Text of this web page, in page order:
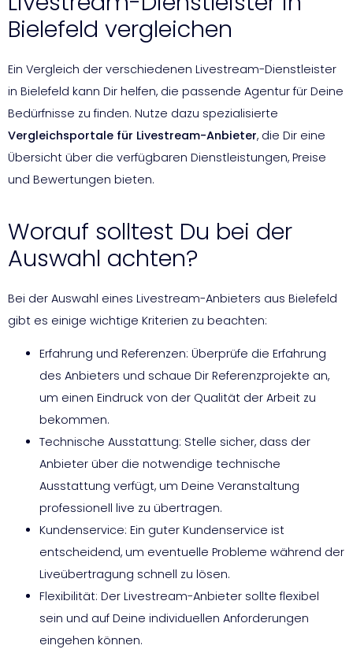
Bielefeld vergleichen
Ein Vergleich der verschiedenen Livestream-Dienstleister
in Bielefeld kann Dir helfen, die passende Agentur für Deine
Bedürfnisse zu finden. Nutze dazu spezialisierte
Vergleichsportale für Livestream-Anbieter, die Dir eine
Übersicht über die verfügbaren Dienstleistungen, Preise
und Bewertungen bieten.
Worauf solltest Du bei der
Auswahl achten?
Bei der Auswahl eines Livestream-Anbieters aus Bielefeld
gibt es einige wichtige Kriterien zu beachten:
Erfahrung und Referenzen: Überprüfe die Erfahrung
des Anbieters und schaue Dir Referenzprojekte an,
um einen Eindruck von der Qualität der Arbeit zu
bekommen.
Technische Ausstattung: Stelle sicher, dass der
Anbieter über die notwendige technische
Ausstattung verfügt, um Deine Veranstaltung
professionell live zu übertragen.
Kundenservice: Ein guter Kundenservice ist
entscheidend, um eventuelle Probleme während der
Liveübertragung schnell zu lösen.
Flexibilität: Der Livestream-Anbieter sollte flexibel
sein und auf Deine individuellen Anforderungen
eingehen können.